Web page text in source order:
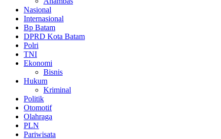
Nasional
Internasional
Bp Batam
DPRD Kota Batam
Polri
TNI
Ekonomi
Bisnis
Hukum
Kriminal
Politik
Otomotif
Olahraga
PLN
Pariwisata